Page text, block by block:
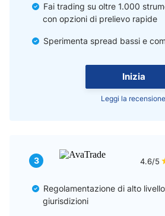
Inizia
Leggi la recensione
Fai trading su oltre 1.000
con opzioni di prelievo rapide
Sperimenta spread bassi e
3 4.6/5
Regolamentazione di alto
giurisdizioni